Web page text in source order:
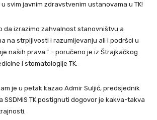
svim javnim zdravstvenim ustanovama u TK!
da izrazimo zahvalnost stanovništvu a
na strpljivosti i razumijevanju ali i podršci u
naših prava.” – poručeno je iz Štrajkačkog
i stomatologije TK.
je u petak kazao Admir Suljić, predsjednik
SSDMiS TK postignuti dogovor je kakva-takva